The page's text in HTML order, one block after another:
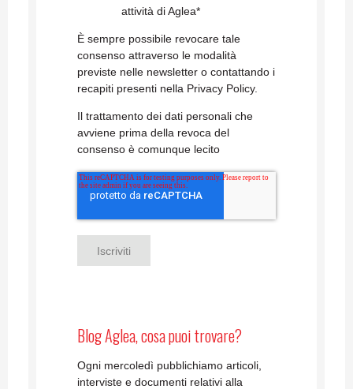
attività di Aglea*
È sempre possibile revocare tale
consenso attraverso le modalità
previste nelle newsletter o contattando i
recapiti presenti nella Privacy Policy.
Il trattamento dei dati personali che
avviene prima della revoca del
consenso è comunque lecito
Blog Aglea, cosa puoi trovare?
Ogni mercoledì pubblichiamo articoli,
interviste e documenti relativi alla